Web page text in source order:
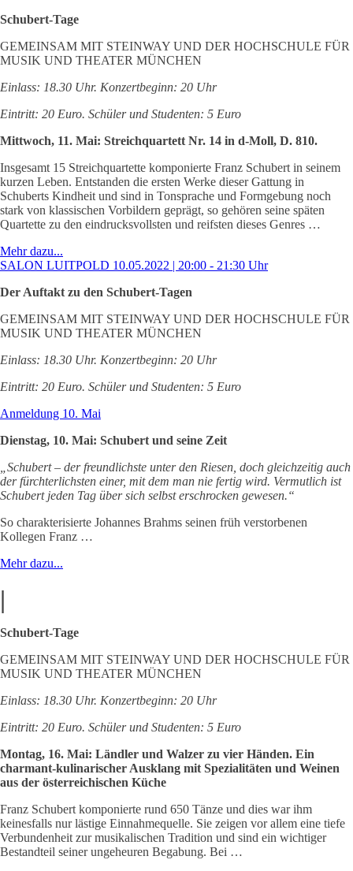
Schubert-Tage
GEMEINSAM MIT STEINWAY UND DER HOCHSCHULE FÜR
MUSIK UND THEATER MÜNCHEN
Einlass: 18.30 Uhr. Konzertbeginn: 20 Uhr
Eintritt: 20 Euro. Schüler und Studenten: 5 Euro
Mittwoch, 11. Mai: Streichquartett Nr. 14 in d-Moll, D. 810.
Insgesamt 15 Streichquartette komponierte Franz Schubert in seinem
kurzen Leben. Entstanden die ersten Werke dieser Gattung in
Schuberts Kindheit und sind in Tonsprache und Formgebung noch
stark von klassischen Vorbildern geprägt, so gehören seine späten
Quartette zu den eindrucksvollsten und reifsten dieses Genres …
Mehr dazu...
SALON LUITPOLD 10.05.2022 | 20:00 - 21:30 Uhr
Der Auftakt zu den Schubert-Tagen
GEMEINSAM MIT STEINWAY UND DER HOCHSCHULE FÜR
MUSIK UND THEATER MÜNCHEN
Einlass: 18.30 Uhr. Konzertbeginn: 20 Uhr
Eintritt: 20 Euro. Schüler und Studenten: 5 Euro
Anmeldung 10. Mai
Dienstag, 10. Mai: Schubert und seine Zeit
„Schubert – der freundlichste unter den Riesen, doch gleichzeitig auch
der fürchterlichsten einer, mit dem man nie fertig wird. Vermutlich ist
Schubert jeden Tag über sich selbst erschrocken gewesen.“
So charakterisierte Johannes Brahms seinen früh verstorbenen
Kollegen Franz …
Mehr dazu...
|
Schubert-Tage
GEMEINSAM MIT STEINWAY UND DER HOCHSCHULE FÜR
MUSIK UND THEATER MÜNCHEN
Einlass: 18.30 Uhr. Konzertbeginn: 20 Uhr
Eintritt: 20 Euro. Schüler und Studenten: 5 Euro
Montag, 16. Mai: Ländler und Walzer zu vier Händen. Ein
charmant-kulinarischer Ausklang mit Spezialitäten und Weinen
aus der österreichischen Küche
Franz Schubert komponierte rund 650 Tänze und dies war ihm
keinesfalls nur lästige Einnahmequelle. Sie zeigen vor allem eine tiefe
Verbundenheit zur musikalischen Tradition und sind ein wichtiger
Bestandteil seiner ungeheuren Begabung. Bei …